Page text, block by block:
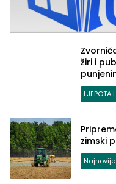
žiri i
LJEPOTA
zimski
Najnovije